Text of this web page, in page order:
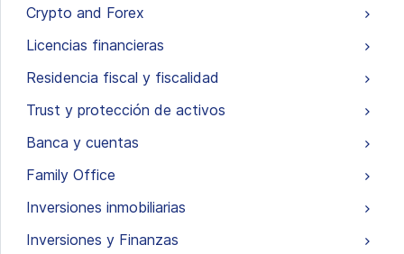
Crypto and Forex
Licencias financieras
Residencia fiscal y fiscalidad
Trust y protección de activos
Banca y cuentas
Family Office
Inversiones inmobiliarias
Inversiones y Finanzas